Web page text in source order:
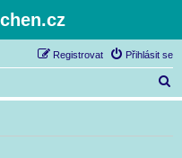
Přihlásit se
Registrovat
l